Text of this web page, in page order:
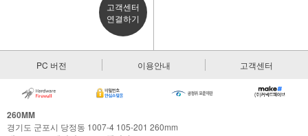
고객센터
연결하기
PC 버전 이용안내 고객센터
260MM
경기도 군포시 당정동 1007-4 105-201 260mm